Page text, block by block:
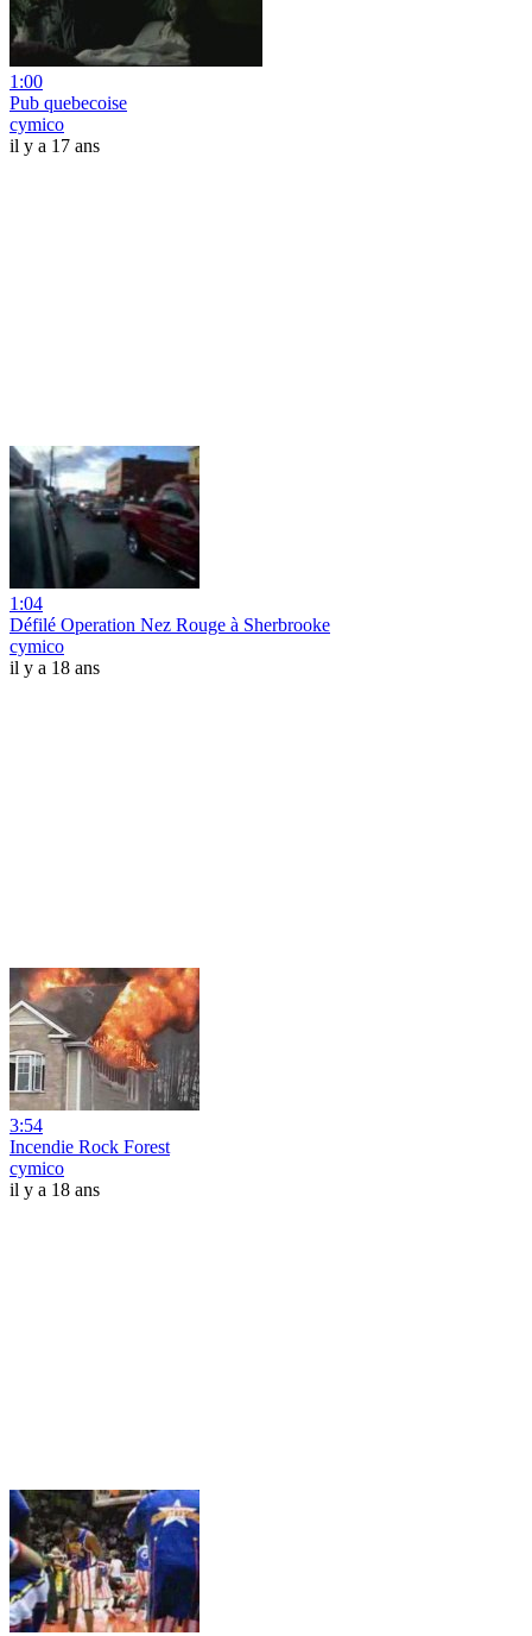
1:00
Pub quebecoise
cymico
il y a 17 ans
1:04
Défilé Operation Nez Rouge à Sherbrooke
cymico
il y a 18 ans
3:54
Incendie Rock Forest
cymico
il y a 18 ans